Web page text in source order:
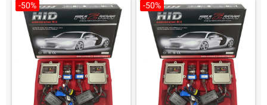
-50% -50%